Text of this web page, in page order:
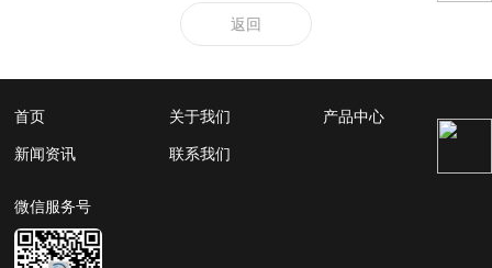
返回
首页 关于我们 产品中心
新闻资讯 联系我们
微信服务号